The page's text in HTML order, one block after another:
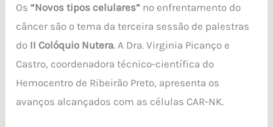
Os“Novos tipos celulares” no enfrentamento do
câncer são o tema da terceira sessão de palestras
do II Colóquio Nutera. A Dra. Virginia Picanço e
Castro, coordenadora técnico-científica do
Hemocentro de Ribeirão Preto, apresenta os
avanços alcançados com as células CAR-NK.
as
fronteiras
da
imunoterapia!